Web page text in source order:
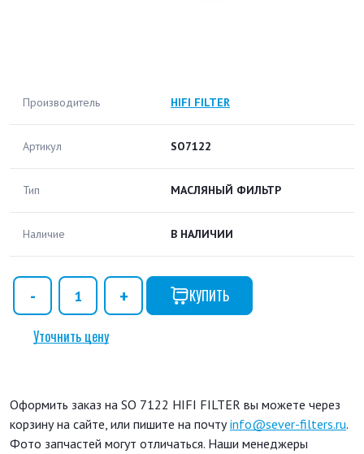
Производитель HIFI FILTER
Артикул SO7122
Тип МАСЛЯНЫЙ ФИЛЬТР
Наличие В НАЛИЧИИ
КУПИТЬ
Уточнить цену
Оформить заказ на SO 7122 HIFI FILTER вы можете через
корзину на сайте, или пишите на почтуinfo@sever-filters.ru.
Фото запчастей могут отличаться. Наши менеджеры